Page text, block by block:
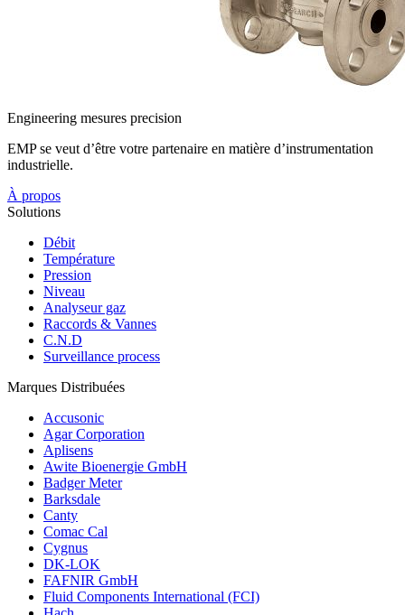
Engineering mesures precision
EMP se veut d’être votre partenaire en matière d’instrumentation
industrielle.
À propos
Solutions
Débit
Température
Pression
Niveau
Analyseur gaz
Raccords & Vannes
C.N.D
Surveillance process
Marques Distribuées
Accusonic
Agar Corporation
Aplisens
Awite Bioenergie GmbH
Badger Meter
Barksdale
Canty
Comac Cal
Cygnus
DK-LOK
FAFNIR GmbH
Fluid Components International (FCI)